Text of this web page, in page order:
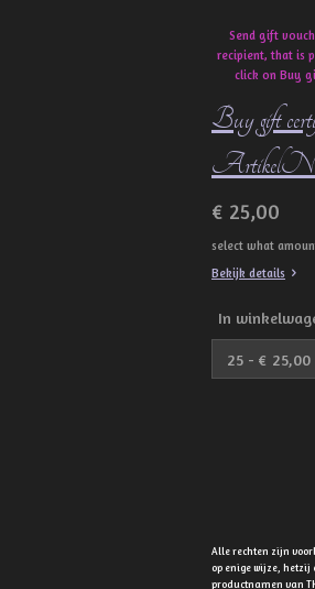
Send gift
recipient, that is
click on Buy
Buy gift
€ 25,00
select what
Bekijk details
In
Alle rechten zijn
op enige wijze,
productnamen van